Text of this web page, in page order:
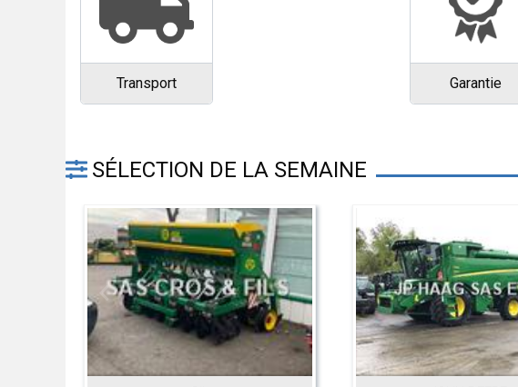
Transport Garantie
SÉLECTION DE LA SEMAINE